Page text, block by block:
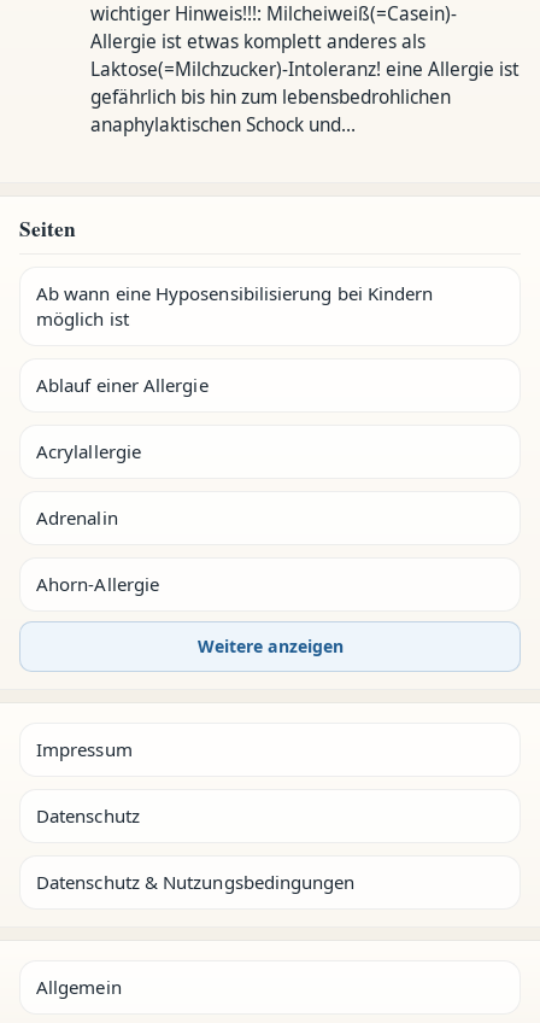
wichtiger Hinweis!!!: Milcheiweiß(=Casein)-
Allergie ist etwas komplett anderes als
Laktose(=Milchzucker)-Intoleranz! eine Allergie ist
gefährlich bis hin zum lebensbedrohlichen
anaphylaktischen Schock und…
Seiten
Ab wann eine Hyposensibilisierung bei Kindern
möglich ist
Ablauf einer Allergie
Acrylallergie
Adrenalin
Ahorn-Allergie
Weitere anzeigen
Impressum
Datenschutz
Datenschutz & Nutzungsbedingungen
Allgemein